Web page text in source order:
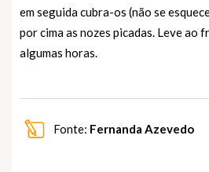
em seguida cubra-os (não se
por cima as nozes picadas. Leve
algumas horas.
Fonte: Fernanda Azevedo